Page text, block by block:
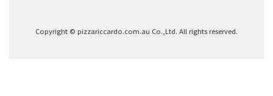
Copyright © pizzariccardo.com.au Co.,Ltd. All rights reserved.